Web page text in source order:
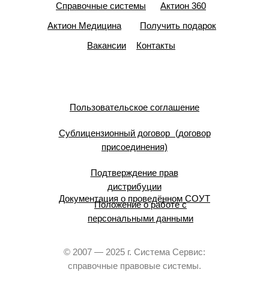
Справочные системы
Актион 360
Актион Медицина
Получить подарок
Вакансии
Контакты
Пользовательское соглашение
Сублицензионный договор (договор
присоединения)
Подтверждение прав
дистрибуции
Документация о проведённом СОУТ
Положение о работе с
персональными данными
© 2007 — 2025 г. Система Сервис:
справочные правовые системы.